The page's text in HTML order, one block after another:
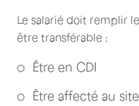
Le salarié doit remplir
être transférable :
Être en CDI
Être affecté au